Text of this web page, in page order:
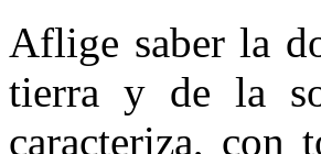
Aflige saber la
tierra y de la
caracteriza, con